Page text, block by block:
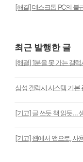
[해결] 데스크톱 PC의 불
최근 발행한 글
[해결] 1분을 못 가는 갤
삼성 갤럭시 시스템 기본
[기고] 글 쓰듯 책 읽듯…
[기고] 웹에서 앱으로, 사